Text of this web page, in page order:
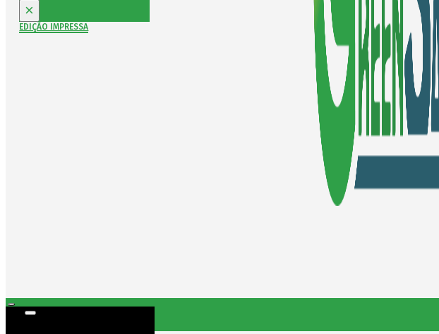
×
EDIÇÃO IMPRESSA